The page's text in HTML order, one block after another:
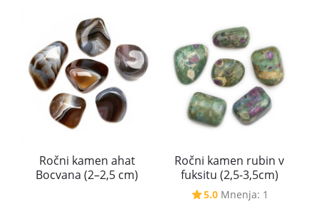
Ročni kamen ahat
Bocvana (2–2,5 cm)
Ročni kamen rubin v
fuksitu (2,5-3,5cm)
5.0 Mnenja: 1